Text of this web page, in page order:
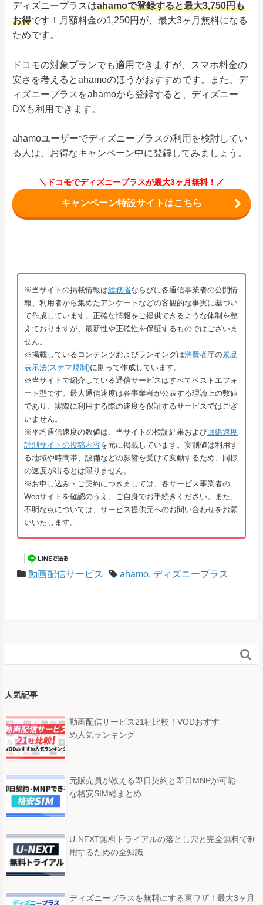
ディズニープラスはahamoで登録すると最大3,750円も
お得です！月額料金の1,250円が、最大3ヶ月無料になる
ためです。
ドコモの対象プランでも適用できますが、スマホ料金の
安さを考えるとahamoのほうがおすすめです。また、デ
ィズニープラスをahamoから登録すると、ディズニー
DXも利用できます。
ahamoユーザーでディズニープラスの利用を検討してい
る人は、お得なキャンペーン中に登録してみましょう。
＼ドコモでディズニープラスが最大3ヶ月無料！／
キャンペーン特設サイトはこちら
※当サイトの掲載情報は総務省ならびに各通信事業者の公開情
報、利用者から集めたアンケートなどの客観的な事実に基づい
て作成しています。正確な情報をご提供できるような体制を整
えておりますが、最新性や正確性を保証するものではございま
せん。
※掲載しているコンテンツおよびランキングは消費者庁の景品
表示法(ステマ規制)に則って作成しています。
※当サイトで紹介している通信サービスはすべてベストエフォ
ート型です。最大通信速度は各事業者が公表する理論上の数値
であり、実際に利用する際の速度を保証するサービスではござ
いません。
※平均通信速度の数値は、当サイトの検証結果および回線速度
計測サイトの投稿内容を元に掲載しています。実測値は利用す
る地域や時間帯、設備などの影響を受けて変動するため、同様
の速度が出るとは限りません。
※お申し込み・ご契約につきましては、各サービス事業者の
Webサイトを確認のうえ、ご自身でお手続きください。また、
不明な点については、サービス提供元へのお問い合わせをお願
いいたします。
動画配信サービス ahamo, ディズニープラス

人気記事
動画配信サービス21社比較！VODおすす
め人気ランキング
元販売員が教える即日契約と即日MNPが可能
な格安SIM総まとめ
U-NEXT無料トライアルの落とし穴と完全無料で利
用するための全知識
ディズニープラスを無料にする裏ワザ！最大3ヶ月